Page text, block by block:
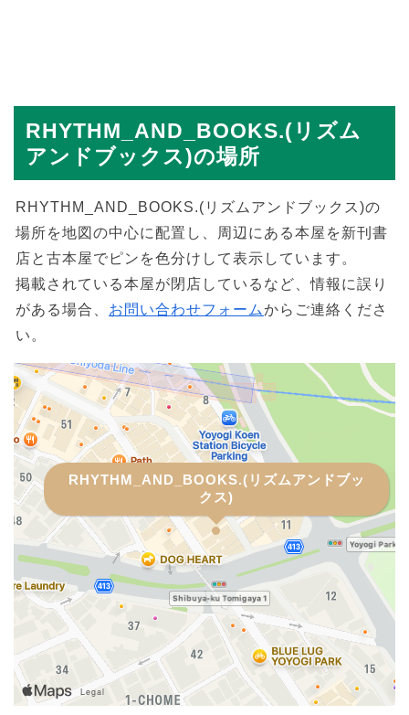
RHYTHM_AND_BOOKS.(リズム
アンドブックス)の場所
RHYTHM_AND_BOOKS.(リズムアンドブックス)の
場所を地図の中心に配置し、周辺にある本屋を新刊書
店と古本屋でピンを色分けして表示しています。
掲載されている本屋が閉店しているなど、情報に誤り
がある場合、 お問い合わせフォームからご連絡くださ
い。
RHYTHM_AND_BOOKS.(リズムアンドブッ
クス)